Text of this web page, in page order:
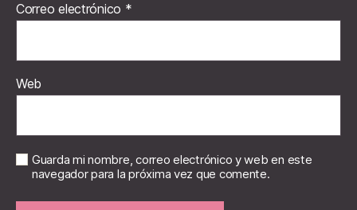
Correo electrónico *
Web
Guarda mi nombre, correo electrónico y web en este
navegador para la próxima vez que comente.